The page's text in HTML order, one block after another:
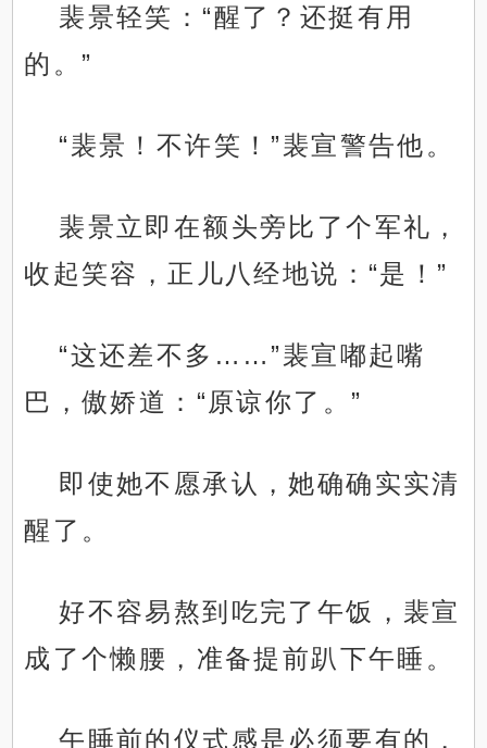
裴景轻笑：“醒了？还挺有用
的。”
“裴景！不许笑！”裴宣警告他。
裴景立即在额头旁比了个军礼，
收起笑容，正儿八经地说：“是！”
“这还差不多……”裴宣嘟起嘴
巴，傲娇道：“原谅你了。”
即使她不愿承认，她确确实实清
醒了。
好不容易熬到吃完了午饭，裴宣
成了个懒腰，准备提前趴下午睡。
午睡前的仪式感是必须要有的，